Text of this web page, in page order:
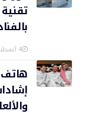
4 أغسطس، 2026